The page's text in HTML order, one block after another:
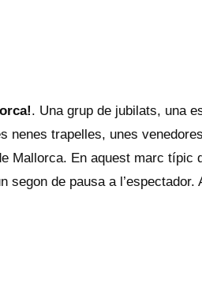
. Una grup de jubilats, una
nenes trapelles, unes
Mallorca. En aquest marc
segon de pausa a